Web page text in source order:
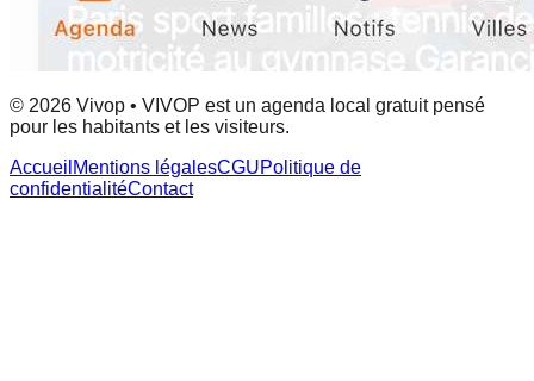
© 2026 Vivop • VIVOP est un agenda local gratuit pensé
pour les habitants et les visiteurs.
Accueil Mentions légalesCGUPolitique de
confidentialitéContact